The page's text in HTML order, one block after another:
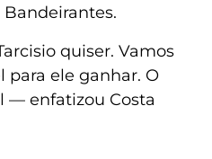
Bandeirantes.
quiser. Vamos
para ele ganhar. O
— enfatizou Costa